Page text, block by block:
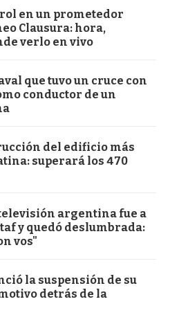
en un prometedor
Clausura: hora,
verlo en vivo
que tuvo un cruce con
conductor de un
del edificio más
superará los 470
argentina fue a
y quedó deslumbrada:
vos"
la suspensión de su
detrás de la